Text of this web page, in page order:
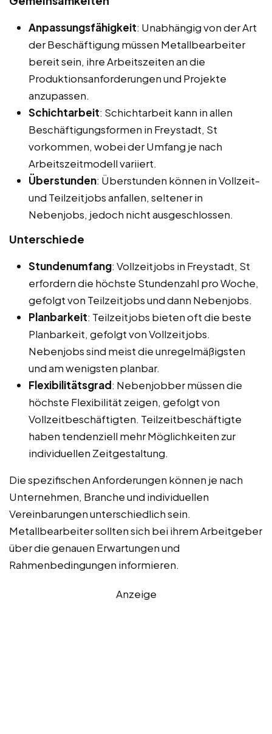
Anpassungsfähigkeit: Unabhängig von der Art
der Beschäftigung müssen Metallbearbeiter
bereit sein, ihre Arbeitszeiten an die
Produktionsanforderungen und Projekte
anzupassen.
Schichtarbeit: Schichtarbeit kann in allen
Beschäftigungsformen in Freystadt, St
vorkommen, wobei der Umfang je nach
Arbeitszeitmodell variiert.
Überstunden: Überstunden können in Vollzeit-
und Teilzeitjobs anfallen, seltener in
Nebenjobs, jedoch nicht ausgeschlossen.
Unterschiede
Stundenumfang: Vollzeitjobs in Freystadt, St
erfordern die höchste Stundenzahl pro Woche,
gefolgt von Teilzeitjobs und dann Nebenjobs.
Planbarkeit: Teilzeitjobs bieten oft die beste
Planbarkeit, gefolgt von Vollzeitjobs.
Nebenjobs sind meist die unregelmäßigsten
und am wenigsten planbar.
Flexibilitätsgrad: Nebenjobber müssen die
höchste Flexibilität zeigen, gefolgt von
Vollzeitbeschäftigten. Teilzeitbeschäftigte
haben tendenziell mehr Möglichkeiten zur
individuellen Zeitgestaltung.
Die spezifischen Anforderungen können je nach
Unternehmen, Branche und individuellen
Vereinbarungen unterschiedlich sein.
Metallbearbeiter sollten sich bei ihrem Arbeitgeber
über die genauen Erwartungen und
Rahmenbedingungen informieren.
Anzeige